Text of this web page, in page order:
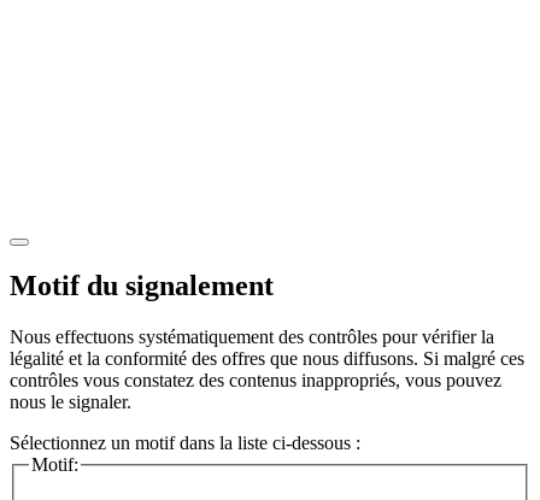
Motif du signalement
Nous effectuons systématiquement des contrôles pour vérifier la
légalité et la conformité des offres que nous diffusons. Si malgré ces
contrôles vous constatez des contenus inappropriés, vous pouvez
nous le signaler.
Sélectionnez un motif dans la liste ci-dessous :
Motif: